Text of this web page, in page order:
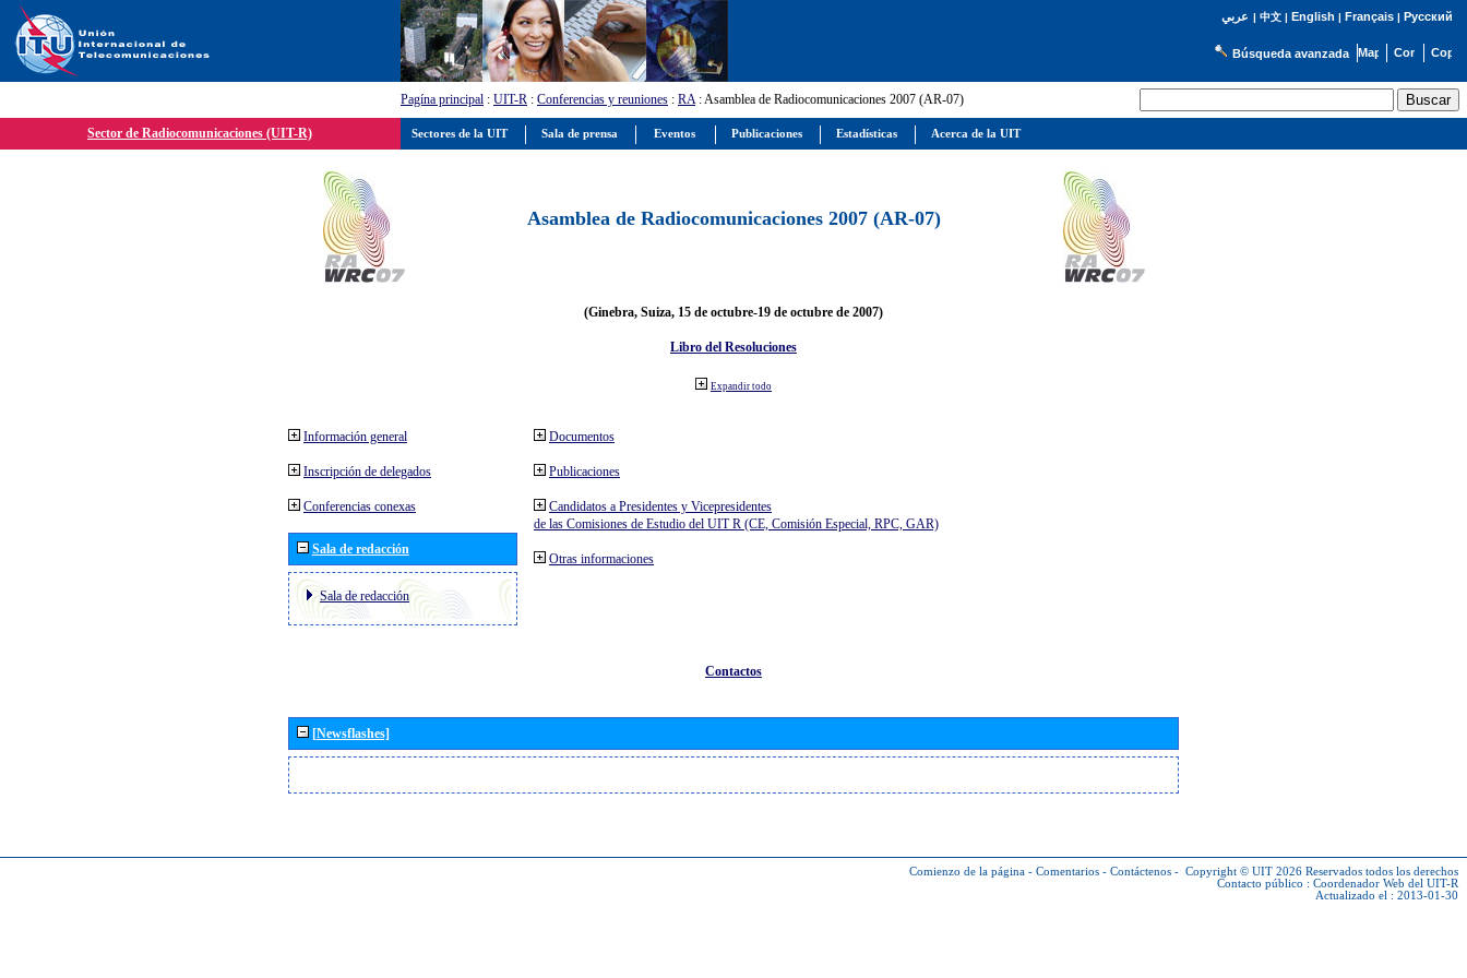
عربي | 中文| English | Français| Русский
Búsqueda avanzada
Pagína principal : UIT-R : Conferencias y reuniones : RA: Asamblea de Radiocomunicaciones 2007 (AR-07)
Sector de Radiocomunicaciones (UIT-R)
Asamblea de Radiocomunicaciones 2007 (AR-07)
(Ginebra, Suiza, 15 de octubre-19 de octubre de 2007)
Libro del Resoluciones
Expandir todo
Información general
Inscripción de delegados
Conferencias conexas
Sala de redacción
Sala de redacción
Documentos
Publicaciones
Candidatos a Presidentes y Vicepresidentes
de las Comisiones de Estudio del UIT R (CE, Comisión Especial, RPC, GAR)
Otras informaciones
Contactos
[Newsflashes]
Comienzo de la página - Comentarios - Contáctenos - Copyright © UIT 2026 Reservados todos los derechos
Contacto público : Coordenador Web del UIT-R
Actualizado el : 2013-01-30
Sectores de la UIT Sala de prensa Eventos Publicaciones Estadísticas Acerca de la UIT